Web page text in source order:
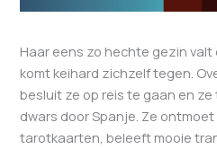
Haar eens zo hechte gezin
komt keihard zichzelf tegen.
besluit ze op reis te gaan en
dwars door Spanje. Ze
tarotkaarten, beleeft mooie